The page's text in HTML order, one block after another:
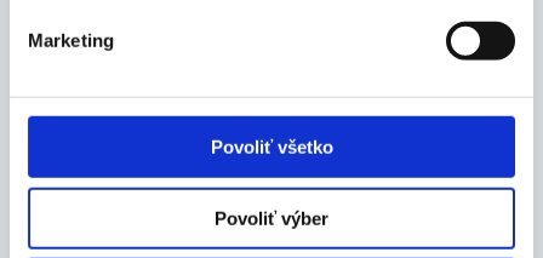
Marketing
Povoliť všetko
Povoliť výber